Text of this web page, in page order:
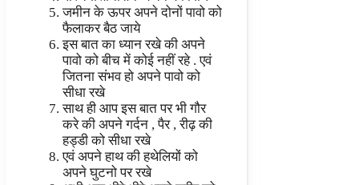
जमीन के ऊपर अपने दोनों पावो को
फैलाकर बैठ जाये
इस बात का ध्यान रखे की अपने
पावो को बीच में कोई नहीं रहे . एवं
जितना संभव हो अपने पावो को
सीधा रखे
साथ ही आप इस बात पर भी गौर
करे की अपने गर्दन , पैर , रीढ़ की
हड्डी को सीधा रखे
एवं अपने हाथ की हथेलियों को
अपने घुटनो पर रखे